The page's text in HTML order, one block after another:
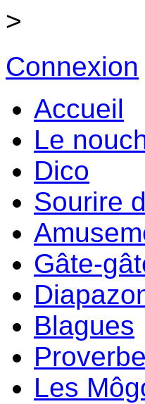
>
Connexion
Accueil
Le
Dico
Sourire
Gâte-
Blagues
Les